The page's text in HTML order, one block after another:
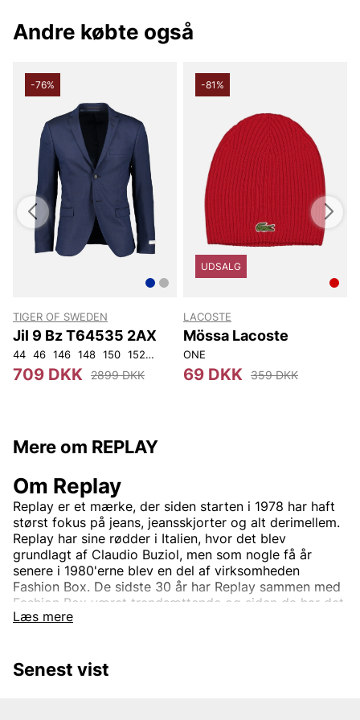
Andre købte også
-76%
TIGER OF SWEDEN
Jil 9 Bz T64535 2AX
44 46 146 148 150 152 92 96 100
709 DKK 2899 DKK
-81%
UDSALG
LACOSTE
Mössa Lacoste
ONE
69 DKK 359 DKK
Mere om REPLAY
Læs mere
Om Replay
Replay er et mærke, der siden starten i 1978 har haft
størst fokus på jeans, jeansskjorter og alt derimellem.
Replay har sine rødder i Italien, hvor det blev
grundlagt af Claudio Buziol, men som nogle få år
senere i 1980'erne blev en del af virksomheden
Fashion Box. De sidste 30 år har Replay sammen med
Fashion Box været trendsættende og siden da har det
været helt synonymt med høj standard og god
et globalt koncept, der sælges hos adskillige
Senest vist